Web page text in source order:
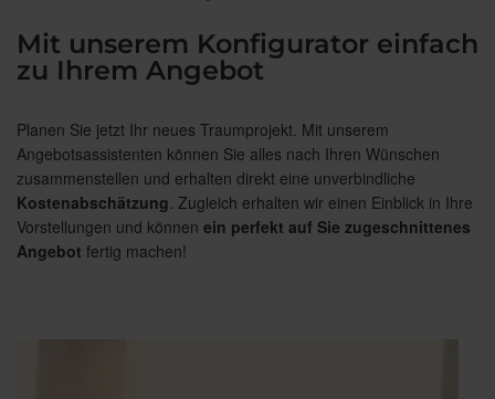
Mit unserem Konfigurator einfach
zu Ihrem Angebot
Planen Sie jetzt Ihr neues Traumprojekt. Mit unserem
Angebotsassistenten können Sie alles nach Ihren Wünschen
zusammenstellen und erhalten direkt eine unverbindliche
Kostenabschätzung. Zugleich erhalten wir einen Einblick in Ihre
Vorstellungen und können ein perfekt auf Sie zugeschnittenes
Angebot fertig machen!